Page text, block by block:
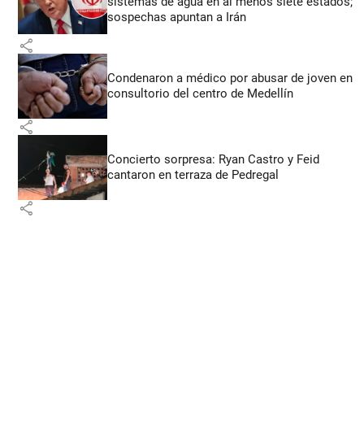
sospechas apuntan a Irán
share
Condenaron a médico por abusar de joven en
consultorio del centro de Medellín
share
Concierto sorpresa: Ryan Castro y Feid
cantaron en terraza de Pedregal
share